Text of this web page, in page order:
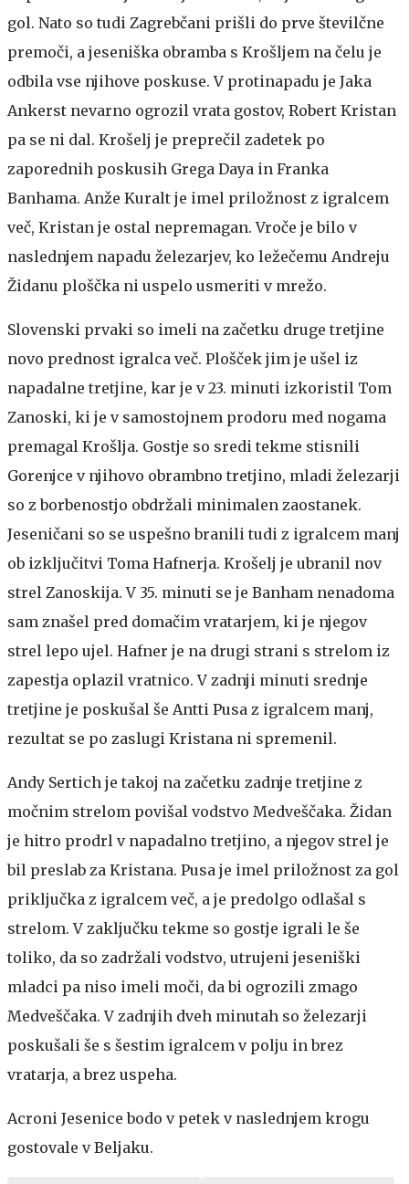
gol. Nato so tudi Zagrebčani prišli do prve številčne
premoči, a jeseniška obramba s Krošljem na čelu je
odbila vse njihove poskuse. V protinapadu je Jaka
Ankerst nevarno ogrozil vrata gostov, Robert Kristan
pa se ni dal. Krošelj je preprečil zadetek po
zaporednih poskusih Grega Daya in Franka
Banhama. Anže Kuralt je imel priložnost z igralcem
več, Kristan je ostal nepremagan. Vroče je bilo v
naslednjem napadu železarjev, ko ležečemu Andreju
Židanu ploščka ni uspelo usmeriti v mrežo.
Slovenski prvaki so imeli na začetku druge tretjine
novo prednost igralca več. Plošček jim je ušel iz
napadalne tretjine, kar je v 23. minuti izkoristil Tom
Zanoski, ki je v samostojnem prodoru med nogama
premagal Krošlja. Gostje so sredi tekme stisnili
Gorenjce v njihovo obrambno tretjino, mladi železarji
so z borbenostjo obdržali minimalen zaostanek.
Jeseničani so se uspešno branili tudi z igralcem manj
ob izključitvi Toma Hafnerja. Krošelj je ubranil nov
strel Zanoskija. V 35. minuti se je Banham nenadoma
sam znašel pred domačim vratarjem, ki je njegov
strel lepo ujel. Hafner je na drugi strani s strelom iz
zapestja oplazil vratnico. V zadnji minuti srednje
tretjine je poskušal še Antti Pusa z igralcem manj,
rezultat se po zaslugi Kristana ni spremenil.
Andy Sertich je takoj na začetku zadnje tretjine z
močnim strelom povišal vodstvo Medveščaka. Židan
je hitro prodrl v napadalno tretjino, a njegov strel je
bil preslab za Kristana. Pusa je imel priložnost za gol
priključka z igralcem več, a je predolgo odlašal s
strelom. V zaključku tekme so gostje igrali le še
toliko, da so zadržali vodstvo, utrujeni jeseniški
mladci pa niso imeli moči, da bi ogrozili zmago
Medveščaka. V zadnjih dveh minutah so železarji
poskušali še s šestim igralcem v polju in brez
vratarja, a brez uspeha.
Acroni Jesenice bodo v petek v naslednjem krogu
gostovale v Beljaku.